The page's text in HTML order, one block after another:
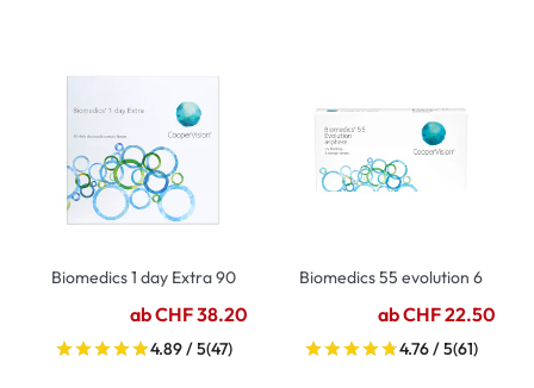
Biomedics 1 day Extra 90
ab CHF 38.20
4.89 / 5(47)
Biomedics 55 evolution 6
ab CHF 22.50
4.76 / 5(61)